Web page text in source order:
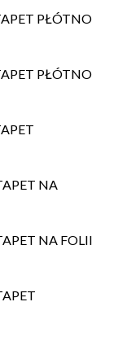
PŁÓTNO
PŁÓTNO
NA
NA FOLII